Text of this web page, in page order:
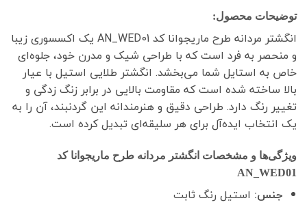
توضیحات محصول:
انگشتر مردانه طرح ماریجوانا کد AN_WED01 یک اکسسوری زیبا
و منحصر به فرد است که با طراحی شیک و مدرن خود، جلوه‌ای
خاص به استایل شما می‌بخشد. انگشتر طلایی استیل با عیار
بالا ساخته شده است که مقاومت بالایی در برابر زنگ زدگی و
تغییر رنگ دارد. طراحی دقیق و هنرمندانه این گردنبند، آن را به
یک انتخاب ایده‌آل برای هر سلیقه‌ای تبدیل کرده است.
ویژگی‌ها و مشخصات انگشتر مردانه طرح ماریجوانا کد
AN_WED01
جنس:استیل رنگ ثابت